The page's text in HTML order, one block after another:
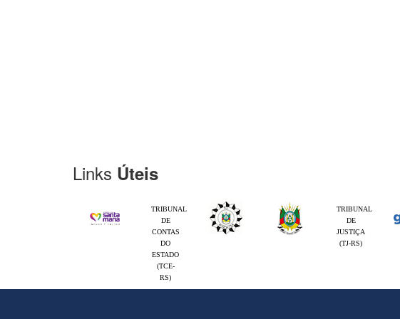
Links Úteis
TRIBUNAL
DE
CONTAS
DO
ESTADO
(TCE-
RS)
TRIBUNAL
DE
JUSTIÇA
(TJ-RS)